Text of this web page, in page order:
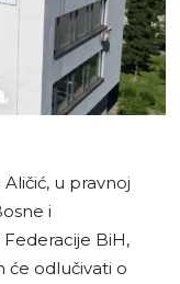
u pravnoj
i
BiH,
će odlučivati o